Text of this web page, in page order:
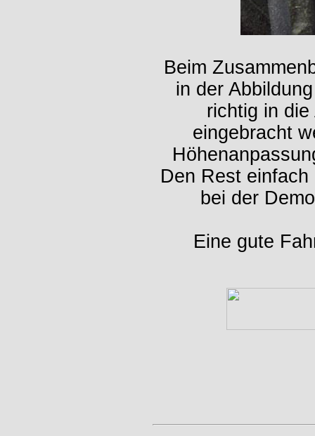
Beim
in der
richtig in
eingebracht
Den Rest
bei der
Eine gute